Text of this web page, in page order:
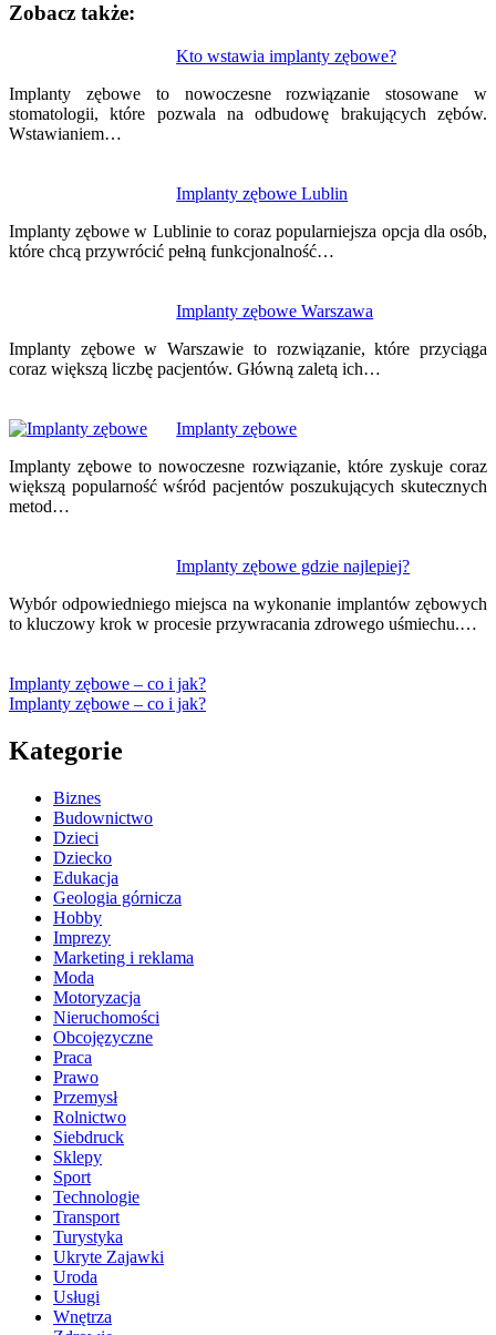
Zobacz także:
Kto wstawia implanty zębowe?
Implanty zębowe to nowoczesne rozwiązanie stosowane w
stomatologii, które pozwala na odbudowę brakujących zębów.
Wstawianiem…
Implanty zębowe Lublin
Implanty zębowe w Lublinie to coraz popularniejsza opcja dla osób,
które chcą przywrócić pełną funkcjonalność…
Implanty zębowe Warszawa
Implanty zębowe w Warszawie to rozwiązanie, które przyciąga
coraz większą liczbę pacjentów. Główną zaletą ich…
Implanty zębowe
Implanty zębowe to nowoczesne rozwiązanie, które zyskuje coraz
większą popularność wśród pacjentów poszukujących skutecznych
metod…
Implanty zębowe gdzie najlepiej?
Wybór odpowiedniego miejsca na wykonanie implantów zębowych
to kluczowy krok w procesie przywracania zdrowego uśmiechu.…
wpisu
Implanty zębowe – co i jak?
Implanty zębowe – co i jak?
Kategorie
Biznes
Budownictwo
Dzieci
Dziecko
Edukacja
Geologia górnicza
Hobby
Imprezy
Marketing i reklama
Moda
Motoryzacja
Nieruchomości
Obcojęzyczne
Praca
Prawo
Przemysł
Rolnictwo
Siebdruck
Sklepy
Sport
Technologie
Transport
Turystyka
Ukryte Zajawki
Uroda
Usługi
Wnętrza